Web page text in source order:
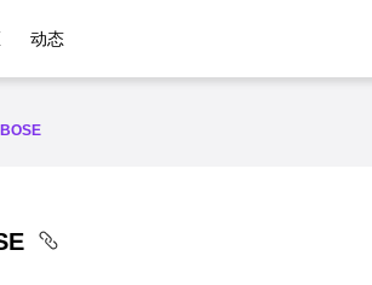
动态